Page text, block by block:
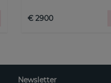
€ 2900
Newsletter